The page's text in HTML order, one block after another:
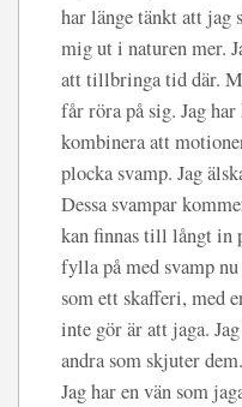
har länge tänkt att jag
mig ut i naturen mer.
att tillbringa tid där.
får röra på sig. Jag
kombinera att
plocka svamp. Jag
Dessa svampar
kan finnas till långt in
fylla på med svamp
som ett skafferi, med
inte gör är att jaga.
andra som skjuter
Jag har en vän som